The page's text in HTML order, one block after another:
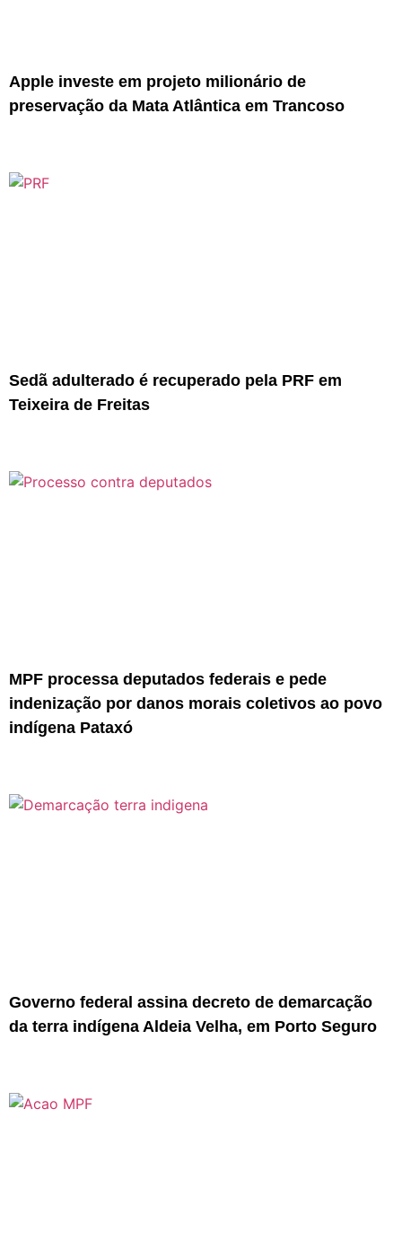
Apple investe em projeto milionário de
preservação da Mata Atlântica em Trancoso
Sedã adulterado é recuperado pela PRF em
Teixeira de Freitas
MPF processa deputados federais e pede
indenização por danos morais coletivos ao povo
indígena Pataxó
Governo federal assina decreto de demarcação
da terra indígena Aldeia Velha, em Porto Seguro